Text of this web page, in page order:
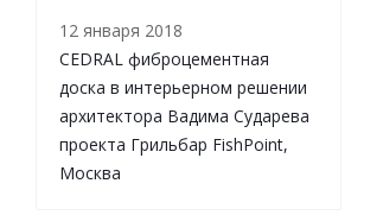
12 января 2018
CEDRAL фиброцементная
доска в интерьерном решении
архитектора Вадима Сударева
проекта Грильбар FishPoint,
Москва